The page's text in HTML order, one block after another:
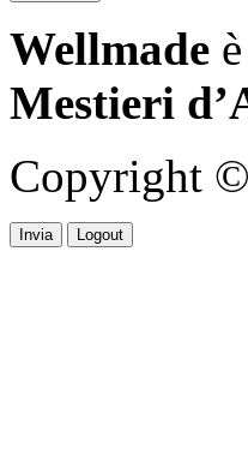
Wellmade
Mestieri
Copyright
Invia Logout